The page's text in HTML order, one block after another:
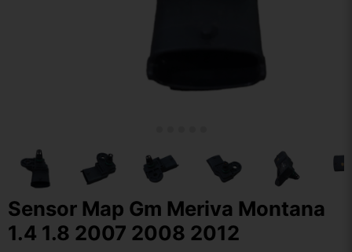
Sensor Map Gm Meriva Montana
1.4 1.8 2007 2008 2012